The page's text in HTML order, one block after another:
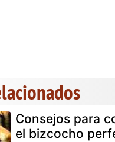
Consejos para
el bizcocho